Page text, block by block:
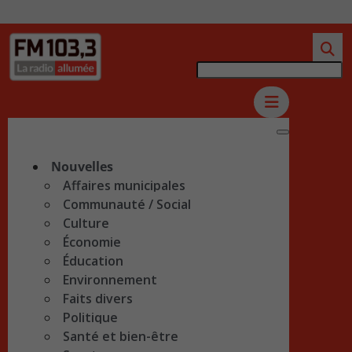
Nouvelles
Affaires municipales
Communauté / Social
Culture
Économie
Éducation
Environnement
Faits divers
Politique
Santé et bien-être